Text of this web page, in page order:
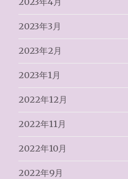
2023年3月
2023年2月
2023年1月
2022年12月
2022年11月
2022年10月
2022年9月